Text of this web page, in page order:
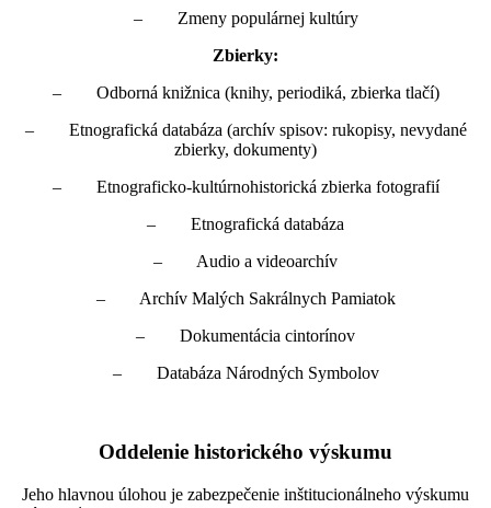
– Zmeny populárnej kultúry
Zbierky:
– Odborná knižnica (knihy, periodiká, zbierka tlačí)
– Etnografická databáza (archív spisov: rukopisy, nevydané
zbierky, dokumenty)
– Etnograficko-kultúrnohistorická zbierka fotografií
– Etnografická databáza
– Audio a videoarchív
– Archív Malých Sakrálnych Pamiatok
– Dokumentácia cintorínov
– Databáza Národných Symbolov
Oddelenie historického výskumu
Jeho hlavnou úlohou je zabezpečenie inštitucionálneho výskumu